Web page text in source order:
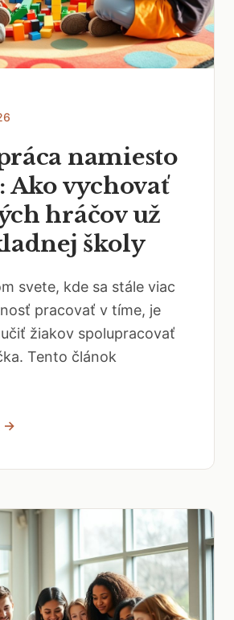
namiesto
Ako vychovať
hráčov už
školy
svete, kde sa stále viac
pracovať v tíme, je
žiakov spolupracovať
Tento článok
→